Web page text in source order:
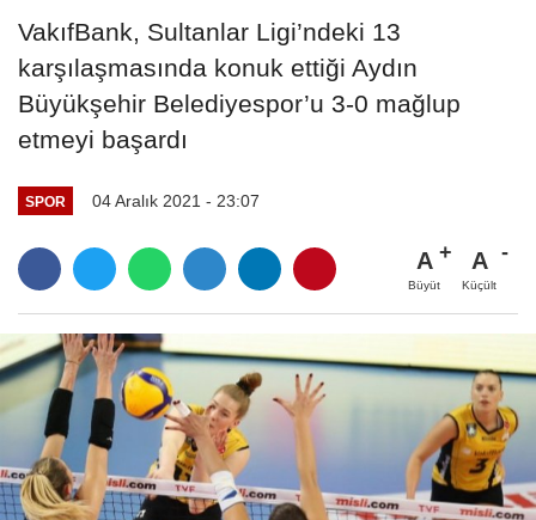
VakıfBank, Sultanlar Ligi’ndeki 13
karşılaşmasında konuk ettiği Aydın
Büyükşehir Belediyespor’u 3-0 mağlup
etmeyi başardı
SPOR 04 Aralık 2021 - 23:07
A
Büyüt
A
Küçült